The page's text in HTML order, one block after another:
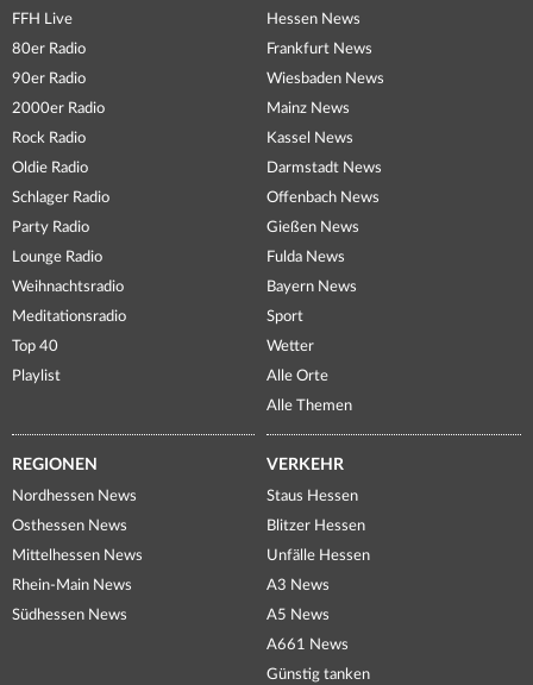
FFH Live
80er Radio
90er Radio
2000er Radio
Rock Radio
Oldie Radio
Schlager Radio
Party Radio
Lounge Radio
Weihnachtsradio
Meditationsradio
Top 40
Playlist
Hessen News
Frankfurt News
Wiesbaden News
Mainz News
Kassel News
Darmstadt News
Offenbach News
Gießen News
Fulda News
Bayern News
Sport
Wetter
Alle Orte
Alle Themen
REGIONEN
Nordhessen News
Osthessen News
Mittelhessen News
Rhein-Main News
Südhessen News
VERKEHR
Staus Hessen
Blitzer Hessen
Unfälle Hessen
A3 News
A5 News
A661 News
Günstig tanken